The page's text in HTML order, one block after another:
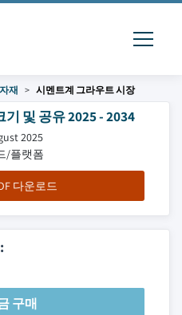
재 시멘트계 그라우트 시장
및 공유 2025 - 2034
2025
/플랫폼
다운로드
구매